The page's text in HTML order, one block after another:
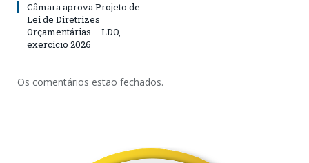
Câmara aprova Projeto de
Lei de Diretrizes
Orçamentárias – LDO,
exercício 2026
Os comentários estão fechados.